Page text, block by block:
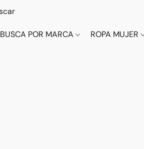
BUSCA POR MARCA ROPA MUJER